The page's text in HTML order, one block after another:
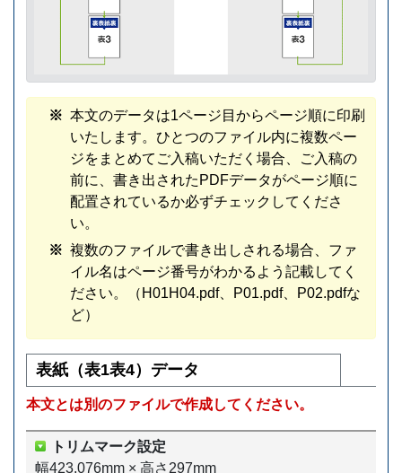
本文のデータは1ページ目からページ順に印刷
いたします。ひとつのファイル内に複数ペー
ジをまとめてご入稿いただく場合、ご入稿の
前に、書き出されたPDFデータがページ順に
配置されているか必ずチェックしてくださ
い。
複数のファイルで書き出しされる場合、ファ
イル名はページ番号がわかるよう記載してく
ださい。（H01H04.pdf、P01.pdf、P02.pdfな
ど）
表紙（表1表4）データ
本文とは別のファイルで作成してください。
トリムマーク設定
幅423.076mm × 高さ297mm